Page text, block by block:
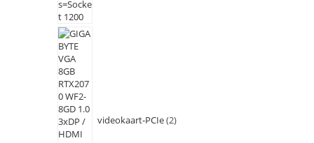
videokaart-PCIe 2